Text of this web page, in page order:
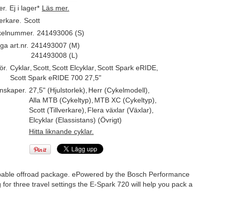
Ej i lager* Läs mer.
Scott
241493006 (S)
art.nr. 241493007 (M)
241493008 (L)
Cyklar, Scott, Scott Elcyklar, Scott Spark eRIDE,
Scott Spark eRIDE 700 27,5"
27,5" (Hjulstorlek) Herr (Cykelmodell)
Alla MTB (Cykeltyp) MTB XC (Cykeltyp)
Scott (Tillverkare) Flera växlar (Växlar)
Elcyklar (Elassistans) (Övrigt)
Hitta liknande cyklar.
offroad package. ePowered by the Bosch Performance
three travel settings the E-Spark 720 will help you pack a